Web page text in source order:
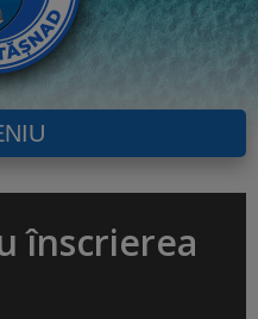
înscrierea